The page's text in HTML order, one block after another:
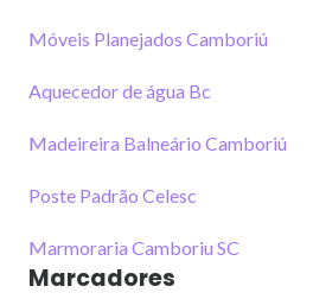
Móveis Planejados Camboriú
Aquecedor de água Bc
Madeireira Balneário Camboriú
Poste Padrão Celesc
Marmoraria Camboriu SC
Marcadores